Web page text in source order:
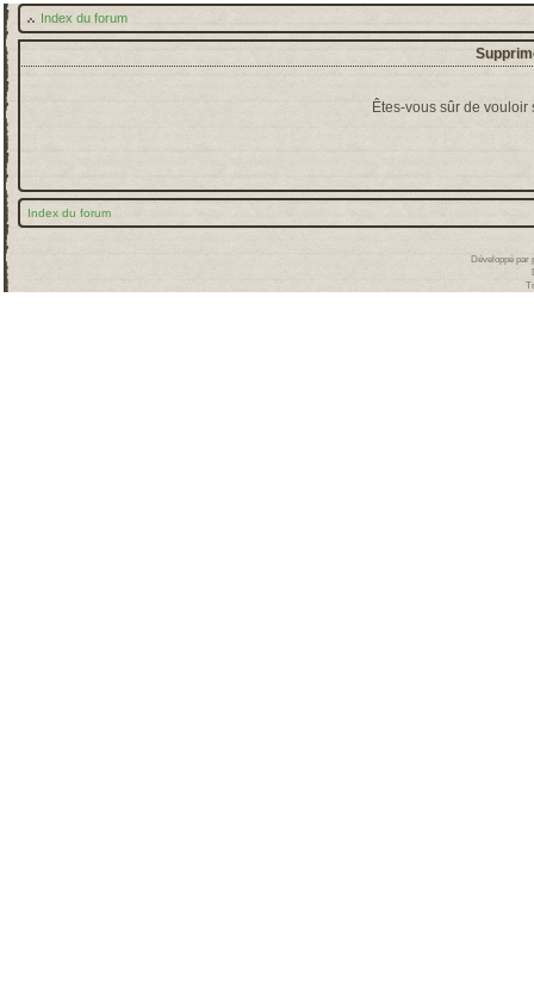
Index du forum
Êtes-vous sûr de
Index du forum
Développé par